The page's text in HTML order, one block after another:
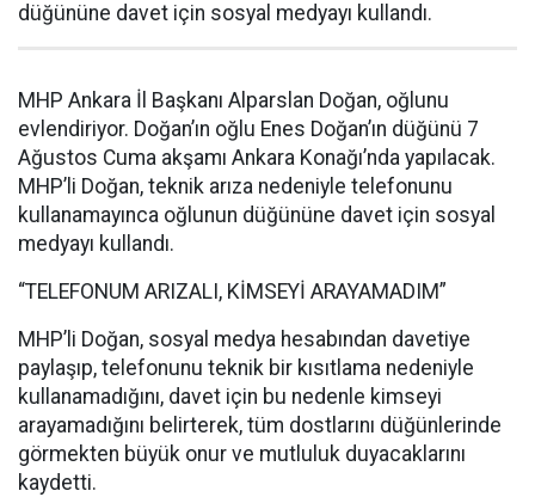
düğününe davet için sosyal medyayı kullandı.
MHP Ankara İl Başkanı Alparslan Doğan, oğlunu
evlendiriyor. Doğan’ın oğlu Enes Doğan’ın düğünü 7
Ağustos Cuma akşamı Ankara Konağı’nda yapılacak.
MHP’li Doğan, teknik arıza nedeniyle telefonunu
kullanamayınca oğlunun düğününe davet için sosyal
medyayı kullandı.
“TELEFONUM ARIZALI, KİMSEYİ ARAYAMADIM”
MHP’li Doğan, sosyal medya hesabından davetiye
paylaşıp, telefonunu teknik bir kısıtlama nedeniyle
kullanamadığını, davet için bu nedenle kimseyi
arayamadığını belirterek, tüm dostlarını düğünlerinde
görmekten büyük onur ve mutluluk duyacaklarını
kaydetti.